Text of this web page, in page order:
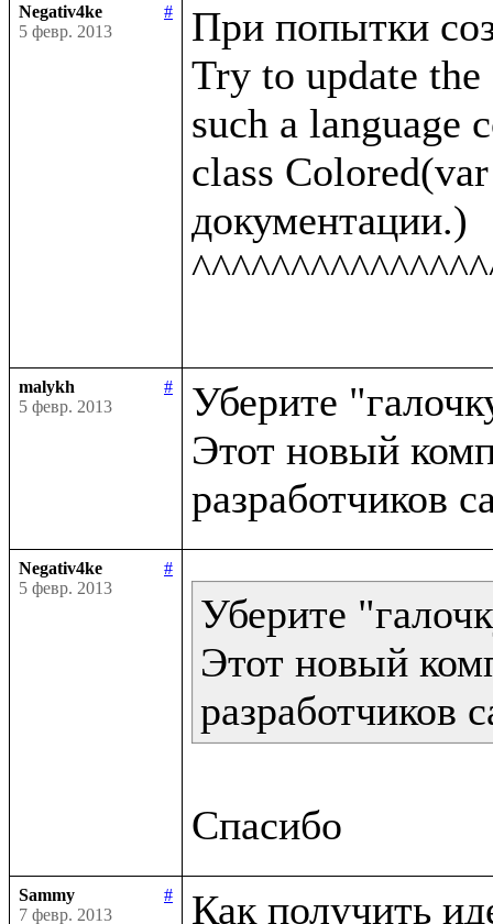
Negativ4ke
#
5 февр. 2013
При попытки
Try to update
such a language
class
документации.)
malykh
#
5 февр. 2013
Уберите
Этот новый
Negativ4ke
#
5 февр. 2013
Уберите
Этот новый
разработчиков
Sammy
#
7 февр. 2013
Как получить